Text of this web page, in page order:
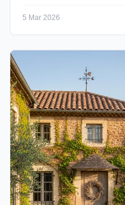
5 Mar 2026